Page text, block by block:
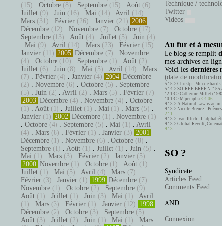
(15) . Octobre (8) . Septembre (15) . Août (6) .
Juillet (9) . Juin (16) . Mai (14) . Avril (14) .
Mars (31) . Février (26) . Janvier (21) 2006
Décembre (12) . Novembre (7) . Octobre (17) .
Septembre (13) . Août (4) . Juillet (5) . Juin (4)
. Mai (9) . Avril (14) . Mars (23) . Février (15) .
Janvier (11) 2005 Décembre (7) . Novembre
(4) . Octobre (10) . Septembre (1) . Août (2) .
Juillet (6) . Juin (8) . Mai (5) . Avril (14) . Mars
(7) . Février (4) . Janvier (4) 2004 Décembre
(2) . Novembre (6) . Octobre (5) . Septembre
(5) . Juin (2) . Avril (2) . Mars (5) . Février (7)
2003 Décembre (4) . Novembre (4) . Octobre
(1) . Août (1) . Juillet (1) . Mai (1) . Mars (5) .
Janvier (1) 2002 Décembre (1) . Novembre (1)
. Octobre (4) . Septembre (5) . Mai (1) . Avril
(4) . Mars (8) . Février (1) . Janvier (3) 2001
Décembre (1) . Novembre (6) . Octobre (8) .
Septembre (1) . Août (1) . Juillet (1) . Juin (5) .
Mai (1) . Mars (3) . Février (2) . Janvier (5)
2000 Novembre (1) . Octobre (1) . Août (1) .
Juillet (1) . Mai (5) . Avril (4) . Mars (7) .
Février (3) . Janvier (1) 1999 Décembre (7) .
Novembre (1) . Octobre (2) . Septembre (9) .
Août (1) . Juillet (1) . Juin (3) . Mai (1) . Avril
(1) . Mars (3) . Février (1) . Janvier (12) 1998
Décembre (2) . Octobre (3) . Septembre (5) .
Août (3) . Juillet (2) . Juin (1) . Mai (1) . Mars
Technique /
Twitter
Vidéos
Au fur et à
Le blog se remplit
mes archives en
Voici les dernières
(date de
5.15 > Christo : Mur de barils
5.14 > SOIRÉE BREF
12.13 > Catherine Millet
10.13 > M'pempba < 4.06
9.13 > A Natural Law is an
9.13 > Nicole Brenez :
2.11
9.13 > Ivan Illich -
9.13 > Global Revolt,
9.13
SO ?
Syndicate
Articles Feed
Comments Feed
AND:
Connexion